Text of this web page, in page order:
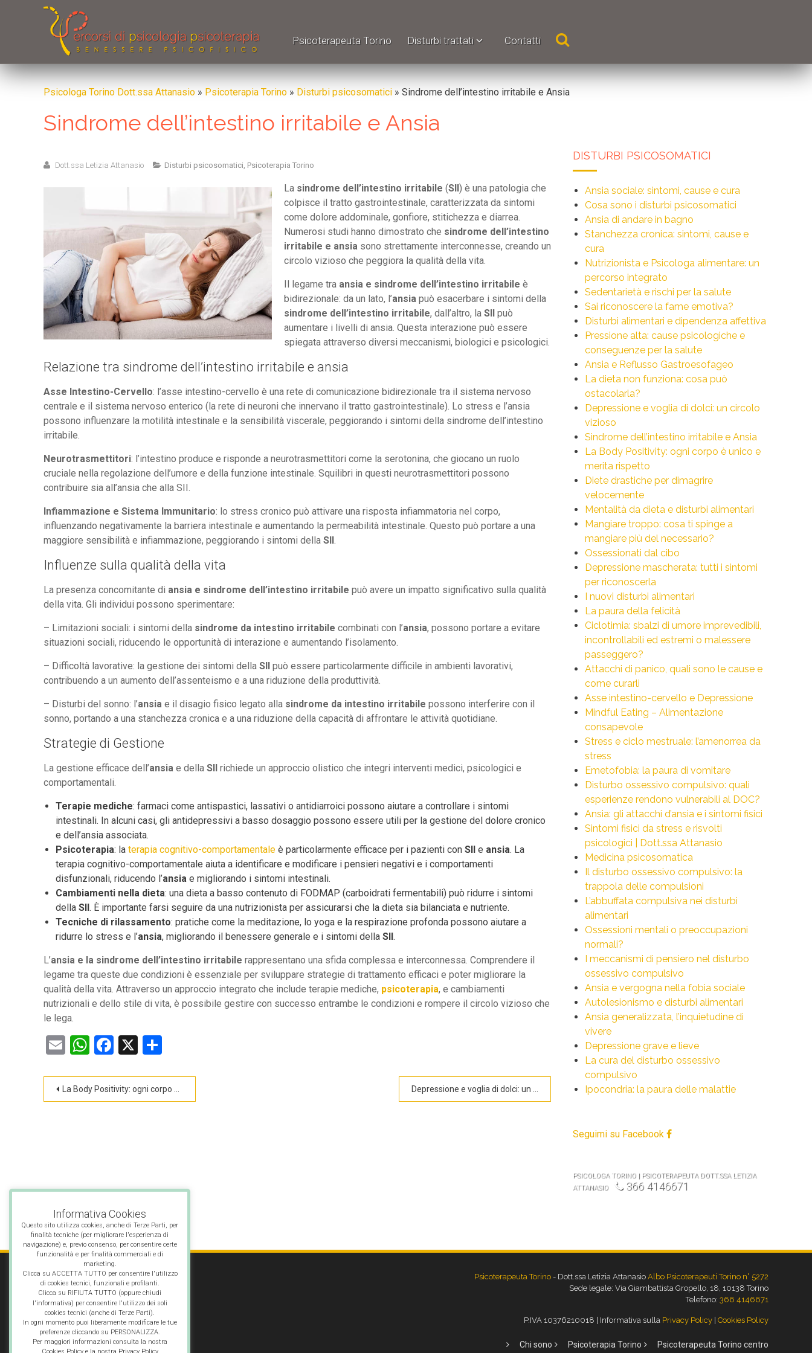
Psicoterapeuta Torino Disturbi trattati Contatti
Psicologa Torino Dott.ssa Attanasio » Psicoterapia Torino » Disturbi psicosomatici » Sindrome dell’intestino irritabile e Ansia
Sindrome dell’intestino irritabile e Ansia
Dott.ssa Letizia Attanasio Disturbi psicosomatici, Psicoterapia Torino
La sindrome dell’intestino irritabile (SII) è una patologia che
colpisce il tratto gastrointestinale, caratterizzata da sintomi
come dolore addominale, gonfiore, stitichezza e diarrea.
Numerosi studi hanno dimostrato che sindrome dell’intestino
irritabile e ansia sono strettamente interconnesse, creando un
circolo vizioso che peggiora la qualità della vita.
Il legame tra ansia e sindrome dell’intestino irritabile è
bidirezionale: da un lato, l’ansia può esacerbare i sintomi della
sindrome dell’intestino irritabile, dall’altro, la SII può
aumentare i livelli di ansia. Questa interazione può essere
spiegata attraverso diversi meccanismi, biologici e psicologici.
Relazione tra sindrome dell’intestino irritabile e ansia
Asse Intestino-Cervello: l’asse intestino-cervello è una rete di comunicazione bidirezionale tra il sistema nervoso
centrale e il sistema nervoso enterico (la rete di neuroni che innervano il tratto gastrointestinale). Lo stress e l’ansia
possono influenzare la motilità intestinale e la sensibilità viscerale, peggiorando i sintomi della sindrome dell’intestino
irritabile.
Neurotrasmettitori: l’intestino produce e risponde a neurotrasmettitori come la serotonina, che giocano un ruolo
cruciale nella regolazione dell’umore e della funzione intestinale. Squilibri in questi neurotrasmettitori possono
contribuire sia all’ansia che alla SII.
Infiammazione e Sistema Immunitario: lo stress cronico può attivare una risposta infiammatoria nel corpo,
influenzando negativamente la barriera intestinale e aumentando la permeabilità intestinale. Questo può portare a una
maggiore sensibilità e infiammazione, peggiorando i sintomi della SII.
Influenze sulla qualità della vita
La presenza concomitante di ansia e sindrome dell’intestino irritabile può avere un impatto significativo sulla qualità
della vita. Gli individui possono sperimentare:
– Limitazioni sociali: i sintomi della sindrome da intestino irritabile combinati con l’ansia, possono portare a evitare
situazioni sociali, riducendo le opportunità di interazione e aumentando l’isolamento.
– Difficoltà lavorative: la gestione dei sintomi della SII può essere particolarmente difficile in ambienti lavorativi,
contribuendo a un aumento dell’assenteismo e a una riduzione della produttività.
– Disturbi del sonno: l’ansia e il disagio fisico legato alla sindrome da intestino irritabile possono interferire con il
sonno, portando a una stanchezza cronica e a una riduzione della capacità di affrontare le attività quotidiane.
Strategie di Gestione
La gestione efficace dell’ansia e della SII richiede un approccio olistico che integri interventi medici, psicologici e
comportamentali.
Terapie mediche: farmaci come antispastici, lassativi o antidiarroici possono aiutare a controllare i sintomi
intestinali. In alcuni casi, gli antidepressivi a basso dosaggio possono essere utili per la gestione del dolore cronico
e dell’ansia associata.
Psicoterapia: la terapia cognitivo-comportamentale è particolarmente efficace per i pazienti con SII e ansia. La
terapia cognitivo-comportamentale aiuta a identificare e modificare i pensieri negativi e i comportamenti
disfunzionali, riducendo l’ansia e migliorando i sintomi intestinali.
Cambiamenti nella dieta: una dieta a basso contenuto di FODMAP (carboidrati fermentabili) può ridurre i sintomi
della SII. È importante farsi seguire da una nutrizionista per assicurarsi che la dieta sia bilanciata e nutriente.
Tecniche di rilassamento: pratiche come la meditazione, lo yoga e la respirazione profonda possono aiutare a
ridurre lo stress e l’ansia, migliorando il benessere generale e i sintomi della SII.
L’ansia e la sindrome dell’intestino irritabile rappresentano una sfida complessa e interconnessa. Comprendere il
legame tra queste due condizioni è essenziale per sviluppare strategie di trattamento efficaci e poter migliorare la
qualità della vita. Attraverso un approccio integrato che include terapie mediche, psicoterapia, e cambiamenti
nutrizionali e dello stile di vita, è possibile gestire con successo entrambe le condizioni e rompere il circolo vizioso che
le lega.
EmailWhatsApp
Facebook
X
Navigazione
articoli
La Body Positivity: ogni corpo è unico e merita rispetto
DISTURBI PSICOSOMATICI
Ansia sociale: sintomi, cause e cura
Cosa sono i disturbi psicosomatici
Ansia di andare in bagno
Stanchezza cronica: sintomi, cause e
cura
Nutrizionista e Psicologa alimentare: un
percorso integrato
Sedentarietà e rischi per la salute
Sai riconoscere la fame emotiva?
Disturbi alimentari e dipendenza affettiva
Pressione alta: cause psicologiche e
conseguenze per la salute
Ansia e Reflusso Gastroesofageo
La dieta non funziona: cosa può
ostacolarla?
Depressione e voglia di dolci: un circolo
vizioso
Sindrome dell’intestino irritabile e Ansia
La Body Positivity: ogni corpo è unico e
merita rispetto
Diete drastiche per dimagrire
velocemente
Mentalità da dieta e disturbi alimentari
Mangiare troppo: cosa ti spinge a
mangiare più del necessario?
Ossessionati dal cibo
Depressione mascherata: tutti i sintomi
per riconoscerla
I nuovi disturbi alimentari
La paura della felicità
Ciclotimia: sbalzi di umore imprevedibili,
incontrollabili ed estremi o malessere
passeggero?
Attacchi di panico, quali sono le cause e
come curarli
Asse intestino-cervello e Depressione
Mindful Eating – Alimentazione
consapevole
Stress e ciclo mestruale: l’amenorrea da
stress
Emetofobia: la paura di vomitare
Disturbo ossessivo compulsivo: quali
esperienze rendono vulnerabili al DOC?
Ansia: gli attacchi d’ansia e i sintomi fisici
Sintomi fisici da stress e risvolti
psicologici | Dott.ssa Attanasio
Medicina psicosomatica
Il disturbo ossessivo compulsivo: la
trappola delle compulsioni
L’abbuffata compulsiva nei disturbi
alimentari
Ossessioni mentali o preoccupazioni
normali?
I meccanismi di pensiero nel disturbo
ossessivo compulsivo
Ansia e vergogna nella fobia sociale
Autolesionismo e disturbi alimentari
Ansia generalizzata, l’inquietudine di
vivere
Depressione grave e lieve
La cura del disturbo ossessivo
compulsivo
Ipocondria: la paura delle malattie
Seguimi su Facebook
PSICOLOGA TORINO | PSICOTERAPEUTA DOTT.SSA LETIZIA
ATTANASIO
366 4146671
Psicoterapeuta Torino - Dott.ssa Letizia Attanasio Albo Psicoterapeuti Torino n° 5272
Sede legale: Via Giambattista Gropello, 18, 10138 Torino
Telefono: 366 4146671
P.IVA 10376210018 | Informativa sulla Privacy Policy Cookies Policy
Chi sono Psicoterapia Torino Psicoterapeuta Torino centro
Informativa Cookies
Questo sito utilizza cookies, anche di Terze Parti, per
finalità tecniche (per migliorare l'esperienza di
navigazione) e, previo consenso, per consentire certe
funzionalità e per finalità commerciali e di
marketing.
Clicca su ACCETTA TUTTO per consentire l'utilizzo
di cookies tecnici, funzionali e profilanti.
Clicca su RIFIUTA TUTTO (oppure chiudi
l'informativa) per consentire l'utilizzo dei soli
cookies tecnici (anche di Terze Parti).
In ogni momento puoi liberamente modificare le tue
preferenze cliccando su PERSONALIZZA.
Per maggiori informazioni consulta la nostra